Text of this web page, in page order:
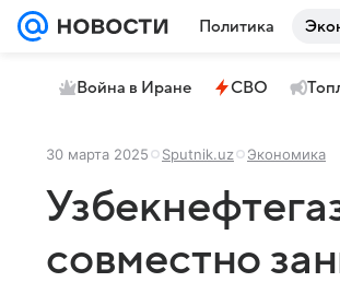
Политика
Война в Иране СВО
30 марта 2025 Sputnik.uz Экономика
совместно